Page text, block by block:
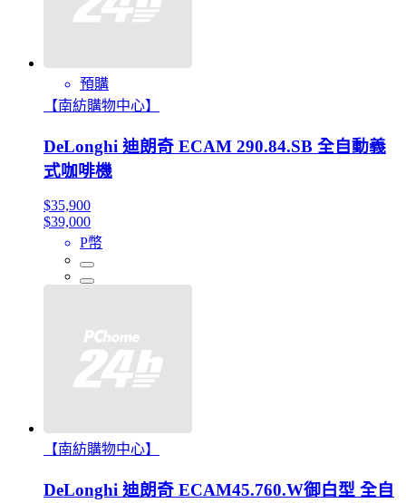
預購
【南紡購物中心】
DeLonghi 迪朗奇 ECAM 290.84.SB 全自動義
式咖啡機
$35,900
$39,000
P幣
【南紡購物中心】
DeLonghi 迪朗奇 ECAM45.760.W御白型 全自